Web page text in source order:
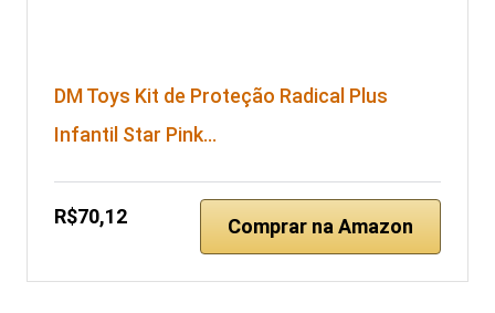
DM Toys Kit de Proteção Radical Plus
Infantil Star Pink…
R$70,12 Comprar na Amazon